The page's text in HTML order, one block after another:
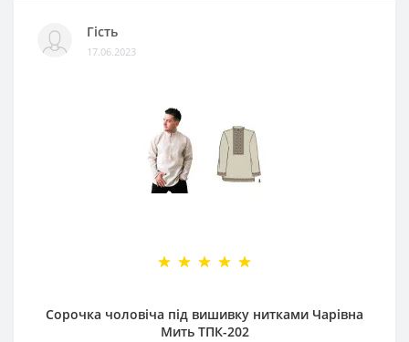
Гість
17.06.2023
Сорочка чоловіча під вишивку нитками Чарівна
Мить ТПК-202